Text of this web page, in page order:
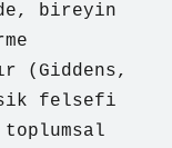
bireyin
(Giddens,
felsefi
toplumsal